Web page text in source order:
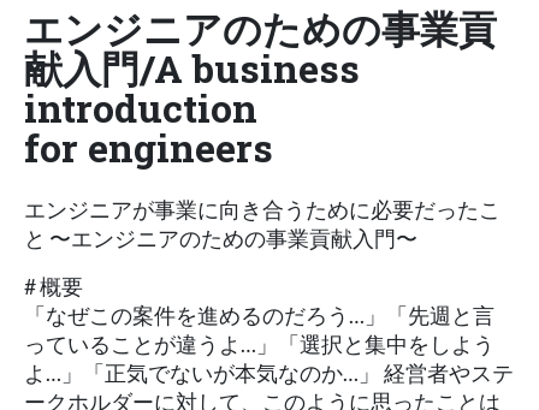
エンジニアのための事業貢
献入門/A business
introduction
for engineers
エンジニアが事業に向き合うために必要だったこ
と 〜エンジニアのための事業貢献入門〜
# 概要
「なぜこの案件を進めるのだろう…」「先週と言
っていることが違うよ…」「選択と集中をしよう
よ…」「正気でないが本気なのか…」 経営者やステ
ークホルダーに対して、このように思ったことは